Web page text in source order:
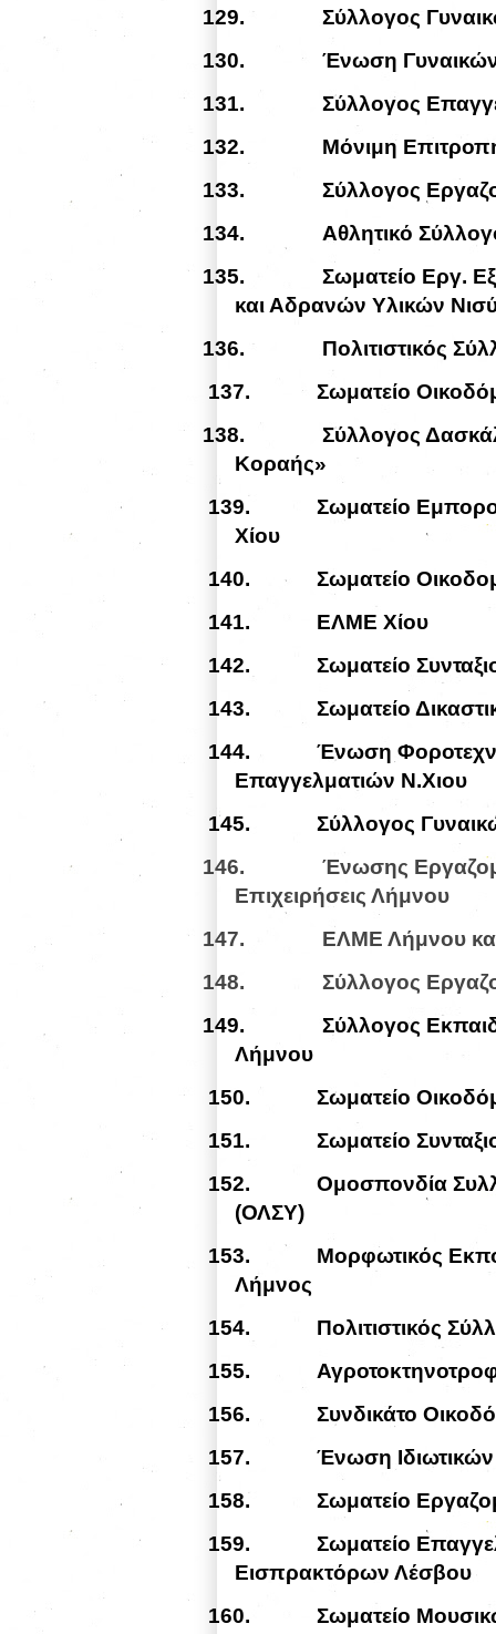
129.
Σύλλογος
130.
Ένωση
131.
Σύλλογος
132.
Μόνιμη
133.
Σύλλογος
134.
Αθλητικό
135.
Σωματείο Εργ.
και Αδρανών Υλικών
136.
Πολιτιστικός
137.
Σωματείο
138.
Σύλλογος
Κοραής»
139.
Σωματείο
Χίου
140.
Σωματείο
141.
ΕΛΜΕ Χίου
142.
Σωματείο
143.
Σωματείο
144.
Ένωση
Επαγγελματιών Ν.Χιου
145.
Σύλλογος
146.
Ένωσης
Επιχειρήσεις Λήμνου
147.
ΕΛΜΕ Λήμνου
148.
Σύλλογος
149.
Σύλλογος
Λήμνου
150.
Σωματείο
151.
Σωματείο
152.
Ομοσπονδία
(ΟΛΣΥ)
153.
Μορφωτικός
Λήμνος
154.
Πολιτιστικός
155.
156.
Συνδικάτο
157.
Ένωση
158.
Σωματείο
159.
Σωματείο
Εισπρακτόρων Λέσβου
160.
Σωματείο